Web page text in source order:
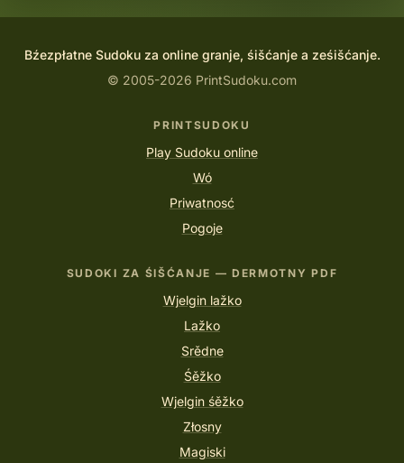
Bźezpłatne Sudoku za online granje, śišćanje a ześišćanje.
© 2005-2026 PrintSudoku.com
PRINTSUDOKU
Play Sudoku online
Wó
Priwatnosć
Pogoje
SUDOKI ZA ŚIŠĆANJE — DERMOTNY PDF
Wjelgin lažko
Lažko
Srědne
Śěžko
Wjelgin śěžko
Złosny
Magiski